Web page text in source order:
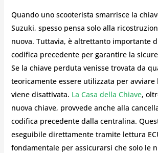
Quando uno scooterista smarrisce la
Suzuki, spesso pensa solo alla
nuova. Tuttavia, è altrettanto importante
codifica precedente per garantire la
Se la chiave perduta venisse trovata da
teoricamente essere utilizzata per avviare
viene disattivata. La Casa della Chiave,
nuova chiave, provvede anche alla
codifica precedente dalla centralina.
eseguibile direttamente tramite lettura
fondamentale per assicurarsi che solo le